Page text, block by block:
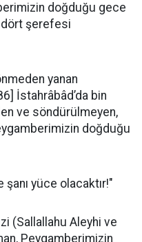
doğduğu gece
dört şerefesi
yanan
İstahrâbâd’da bin
ve söndürülmeyen,
doğduğu
yüce olacaktır!"
(Sallallahu Aleyhi ve
Peygamberimizin